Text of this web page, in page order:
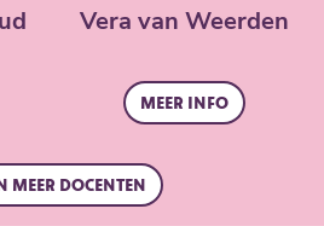
Vera van Weerden
Meer info
meer docenten